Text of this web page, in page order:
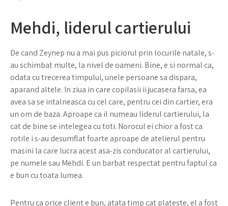
Mehdi, liderul cartierului
De cand Zeynep nu a mai pus piciorul prin locurile natale, s-
au schimbat multe, la nivel de oameni. Bine, e si normal ca,
odata cu trecerea timpului, unele persoane sa dispara,
aparand altele. In ziua in care copilasii ii jucasera farsa, ea
avea sa se intalneasca cu cel care, pentru cei din cartier, era
un om de baza. Aproape ca il numeau liderul cartierului, la
cat de bine se intelegea cu toti. Norocul ei chior a fost ca
rotile i s-au desumflat foarte aproape de atelierul pentru
masini la care lucra acest asa-zis conducator al cartierului,
pe numele sau Mehdi. E un barbat respectat pentru faptul ca
e bun cu toata lumea.
Pentru ca orice client e bun, atata timp cat plateste, el a fost